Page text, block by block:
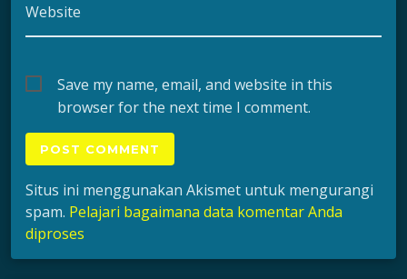
Website
Save my name, email, and website in this
browser for the next time I comment.
Situs ini menggunakan Akismet untuk mengurangi
spam. Pelajari bagaimana data komentar Anda
diproses